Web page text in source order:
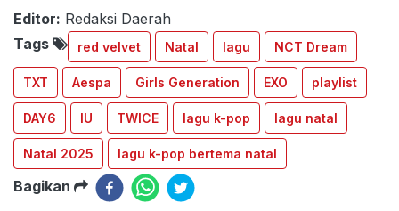
Editor: Redaksi Daerah
Tags
red velvet Natal lagu NCT Dream
TXT Aespa Girls Generation EXO playlist
DAY6 IU TWICE lagu k-pop lagu natal
Natal 2025 lagu k-pop bertema natal
Bagikan